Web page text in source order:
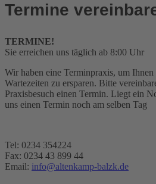
Termine
TERMINE!
Sie erreichen uns täglich ab 8:00 Uhr
Wir haben eine Terminpraxis, um
Wartezeiten zu ersparen. Bitte
Praxisbesuch einen Termin. Liegt ein
uns einen Termin noch am selben Tag
Tel: 0234 354224
Fax: 0234 43 899 44
Email: info@altenkamp-balzk.de